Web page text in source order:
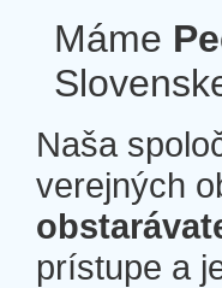
Máme
Naša
verejných
prístupe a